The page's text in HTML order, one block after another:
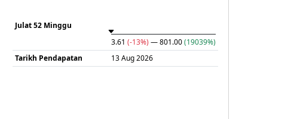
Julat 52 Minggu
3.61(-13%) — 801.00(19039%)
Tarikh Pendapatan
13 Aug 2026